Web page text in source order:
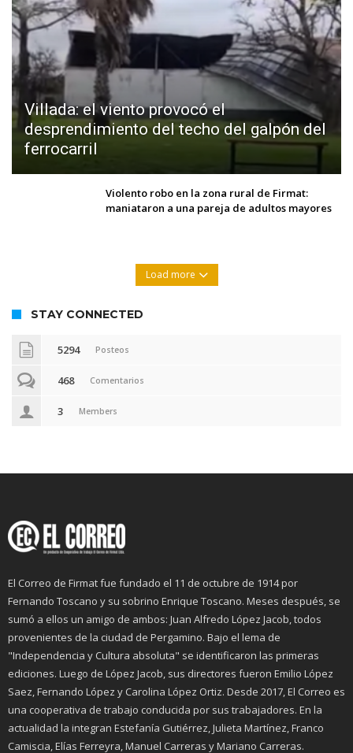
Villada: el viento provocó el
desprendimiento del techo del galpón del
ferrocarril
Violento robo en la zona rural de Firmat:
maniataron a una pareja de adultos mayores
Load more
STAY CONNECTED
5294 Posteos
468 Comentarios
3 Members
El Correo de Firmat fue fundado el 11 de octubre de 1914 por
Fernando Toscano y su sobrino Enrique Toscano. Meses después, se
sumó a ellos un amigo de ambos: Juan Alfredo López Jacob, todos
provenientes de la ciudad de Pergamino. Bajo el lema de
"Independencia y Cultura absoluta" se identificaron las primeras
ediciones. Luego de López Jacob, sus directores fueron Emilio López
Saez, Fernando López y Carolina López Ortiz. Desde 2017, El Correo es
una cooperativa de trabajo conducida por sus trabajadores. En la
actualidad la integran Estefanía Gutiérrez, Julieta Martínez, Franco
Camiscia, Elías Ferreyra, Manuel Carreras y Mariano Carreras.